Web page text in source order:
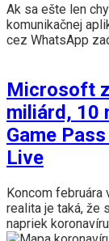
Ak sa ešte len
komunikačnej
cez WhatsApp
Microsoft
miliárd, 10
Game
Live
Koncom februára
realita je taká, že
napriek